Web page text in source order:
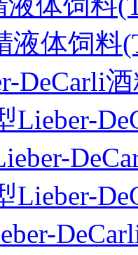
液体饲料
DeCarli
Lieber-
Lieber-